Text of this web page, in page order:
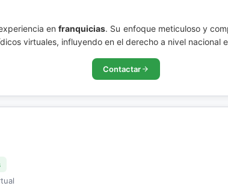
enfranquicias. Su enfoque meticuloso y
virtuales, influyendo en el derecho a nivel nacional
Contactar